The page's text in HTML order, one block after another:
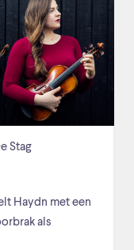
Stag
Haydn met een
als